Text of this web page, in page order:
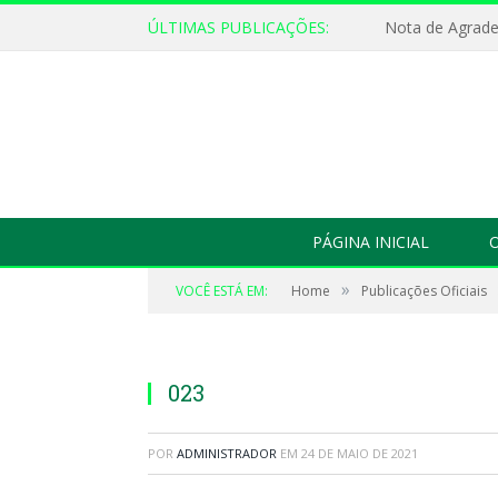
ÚLTIMAS PUBLICAÇÕES: Nota de
PÁGINA INICIAL
VOCÊ ESTÁ EM: Home » Publicações Oficiais
023
POR ADMINISTRADOR EM 24 DE MAIO DE 2021